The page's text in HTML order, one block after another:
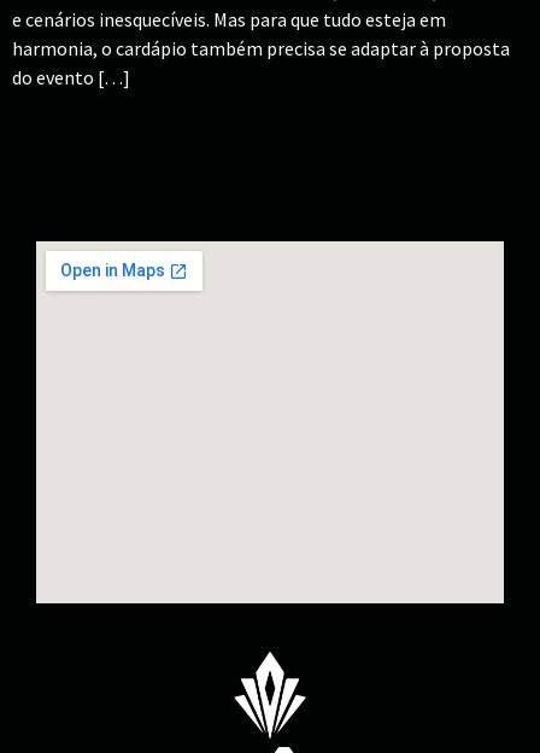
e cenários inesquecíveis. Mas para que tudo esteja em
harmonia, o cardápio também precisa se adaptar à proposta
do evento […]